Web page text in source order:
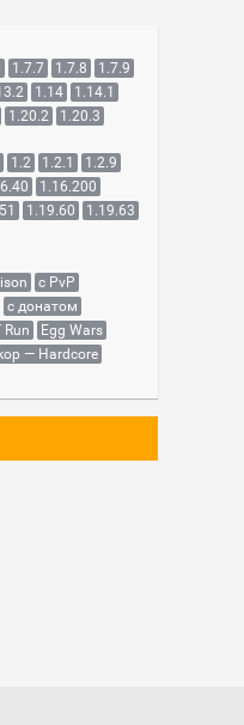
1.7.7 1.7.8
1.7.9
1.14
1.14.1
1.20.2
1.20.3
1.2 1.2.1
1.2.9
1.16.200
1.19.60
1.19.63
с PvP
с донатом
Run
Egg Wars
— Hardcore